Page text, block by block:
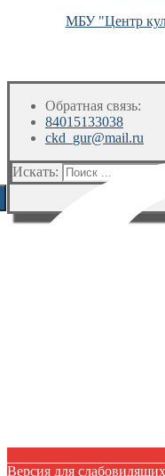
МБУ "Центр
Обратная связь:
84015133038
ckd_gur@mail.ru
Искать:
Версия для слабовидящих